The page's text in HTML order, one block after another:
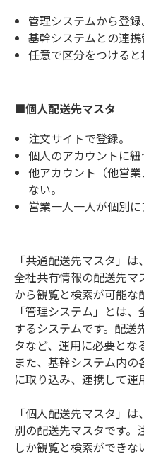
管理システムから登録
基幹システムとの連携
任意で区分をつけると
■個人配送先マスタ
注文サイトで登録。
個人のアカウントに紐
他アカウント（他営
ない。
営業一人一人が個別
「共通配送先マスタ」
全社共有情報の配送先マ
から観覧と検索が可能な
「管理システム」とは
するシステムです。配送
タなど、運用に必要とな
また、基幹システム内
に取り込み、連携して運
「個人配送先マスタ」
別の配送先マスタです。
しか観覧と検索ができ